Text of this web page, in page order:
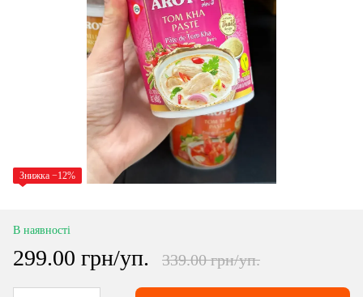
Знижка −12%
В наявності
299.00 грн/уп. 339.00 грн/уп.